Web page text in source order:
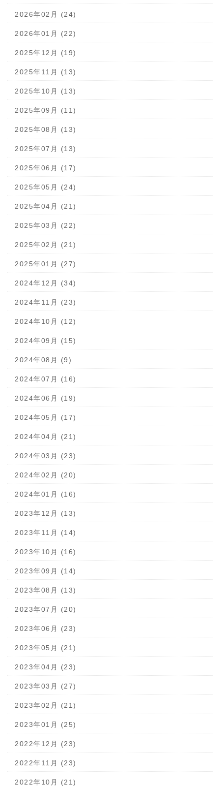
2026年02月 (24)
2026年01月 (22)
2025年12月 (19)
2025年11月 (13)
2025年10月 (13)
2025年09月 (11)
2025年08月 (13)
2025年07月 (13)
2025年06月 (17)
2025年05月 (24)
2025年04月 (21)
2025年03月 (22)
2025年02月 (21)
2025年01月 (27)
2024年12月 (34)
2024年11月 (23)
2024年10月 (12)
2024年09月 (15)
2024年08月 (9)
2024年07月 (16)
2024年06月 (19)
2024年05月 (17)
2024年04月 (21)
2024年03月 (23)
2024年02月 (20)
2024年01月 (16)
2023年12月 (13)
2023年11月 (14)
2023年10月 (16)
2023年09月 (14)
2023年08月 (13)
2023年07月 (20)
2023年06月 (23)
2023年05月 (21)
2023年04月 (23)
2023年03月 (27)
2023年02月 (21)
2023年01月 (25)
2022年12月 (23)
2022年11月 (23)
2022年10月 (21)